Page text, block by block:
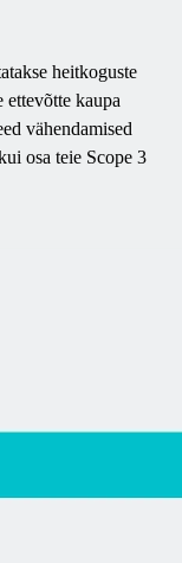
heitkoguste
ettevõtte kaupa
vähendamised
osa teie Scope 3